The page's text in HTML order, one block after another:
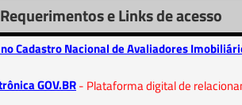
e Links de acesso
Cadastro Nacional de Avaliadores
GOV.BR- Plataforma digital de